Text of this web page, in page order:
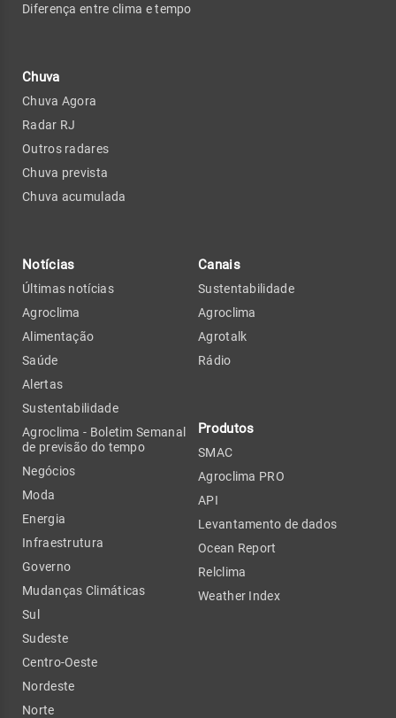
Diferença entre clima e tempo
Chuva
Chuva Agora
Radar RJ
Outros radares
Chuva prevista
Chuva acumulada
Notícias
Últimas notícias
Agroclima
Alimentação
Saúde
Alertas
Sustentabilidade
Agroclima - Boletim Semanal
de previsão do tempo
Negócios
Moda
Energia
Infraestrutura
Governo
Mudanças Climáticas
Sul
Sudeste
Centro-Oeste
Nordeste
Norte
Canais
Sustentabilidade
Agroclima
Agrotalk
Rádio
Produtos
SMAC
Agroclima PRO
API
Levantamento de dados
Ocean Report
Relclima
Weather Index